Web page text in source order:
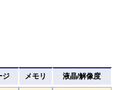
ジ メモリ 液晶/解像度